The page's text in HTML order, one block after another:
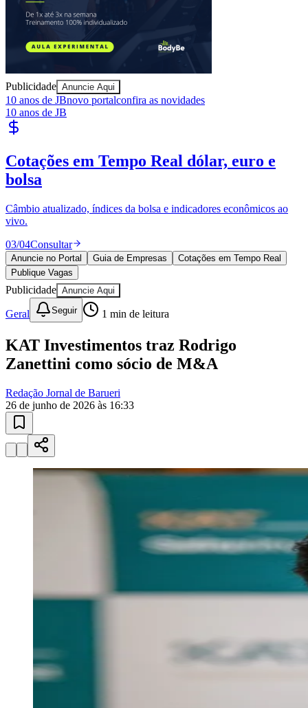
Athletico-PR
Publicidade Anuncie Aqui
10 anos de JBnovo portalconfira as novidades
10 anos de JB
Publique Vagas encontre talentos
Publique vagas e encontre os melhores profissionais da região.
04/04Publicar
Anuncie no Portal
Publique Vagas
Publicidade Anuncie Aqui
Geral Seguir 1min de leitura
KAT Investimentos traz Rodrigo
Redação Jornal de Barueri